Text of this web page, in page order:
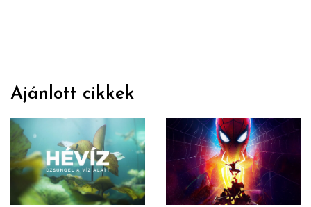
Ajánlott cikkek